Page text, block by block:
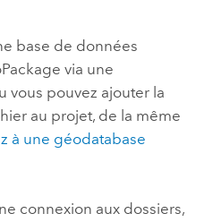
base de données
via une
vous pouvez ajouter la
au projet, de la même
à une géodatabase
connexion aux dossiers,